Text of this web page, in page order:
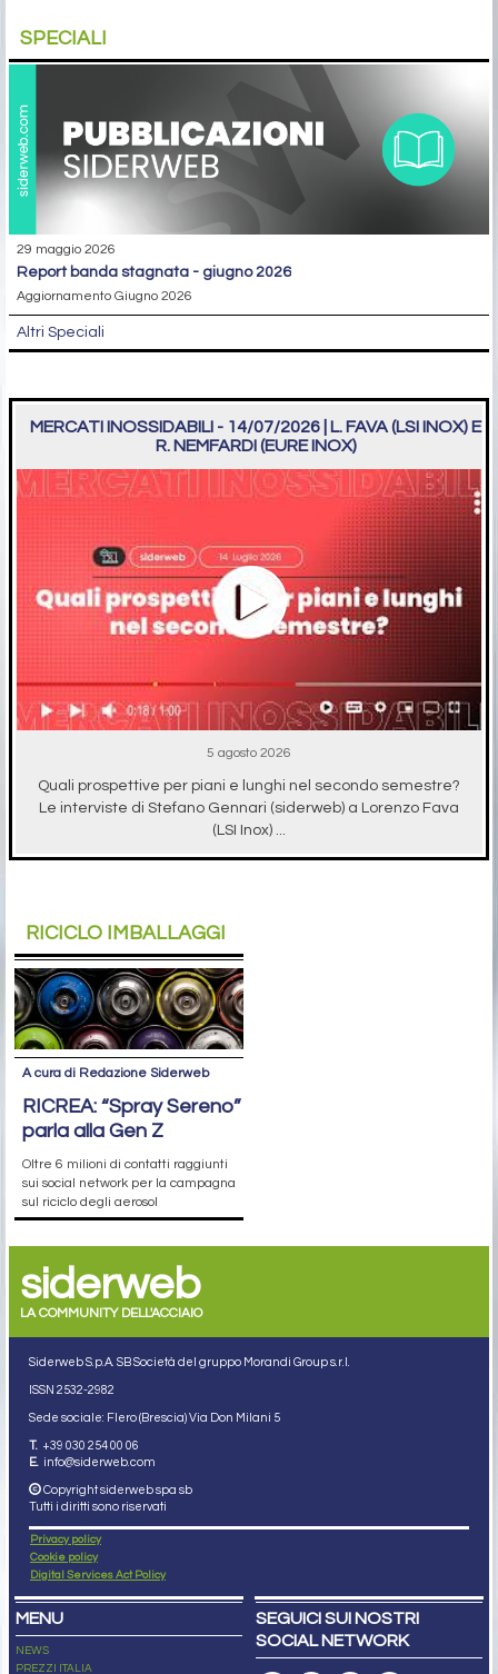
SPECIALI
29 maggio 2026
report banda stagnata - giugno 2026
Aggiornamento Giugno 2026
Altri Speciali
MERCATI INOSSIDABILI - 14/07/2026 | L. FAVA (LSI INOX) E
R. NEMFARDI (EURE INOX)
5 agosto 2026
Quali prospettive per piani e lunghi nel secondo semestre?
Le interviste di Stefano Gennari (siderweb) a Lorenzo Fava
(LSI Inox) ...
RICICLO IMBALLAGGI
A cura di Redazione Siderweb
RICREA: “Spray Sereno”
parla alla Gen Z
Oltre 6 milioni di contatti raggiunti
sui social network per la campagna
sul riciclo degli aerosol
siderweb
LA COMMUNITY DELL'ACCIAIO
Siderweb S.p.A. SB Società del gruppo Morandi Group s.r.l.
ISSN 2532-2982
Sede sociale: Flero (Brescia) Via Don Milani 5
T. +39 030 254 00 06
E. info@siderweb.com
Copyright siderweb spa sb
Tutti i diritti sono riservati
Privacy policy
Cookie policy
Digital Services Act Policy
MENU
NEWS
PREZZI ITALIA
SEGUICI SUI NOSTRI
SOCIAL NETWORK